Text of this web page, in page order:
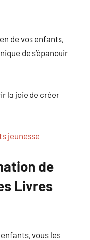
de vos enfants,
de s’épanouir
la joie de créer
jeunesse
de
Livres
vous les